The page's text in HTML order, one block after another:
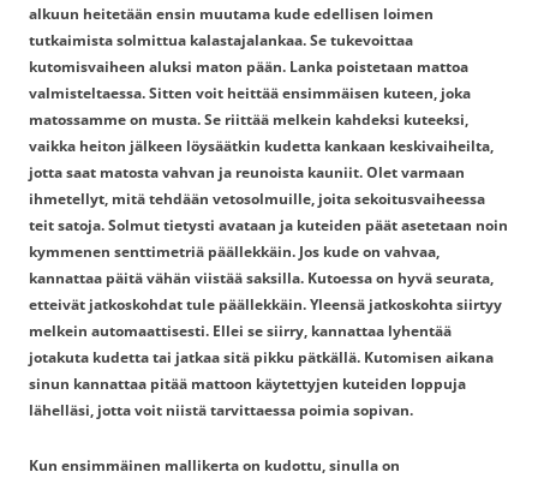
alkuun heitetään ensin muutama kude edellisen loimen
tutkaimista solmittua kalastajalankaa. Se tukevoittaa
kutomisvaiheen aluksi maton pään. Lanka poistetaan mattoa
valmisteltaessa. Sitten voit heittää ensimmäisen kuteen, joka
matossamme on musta. Se riittää melkein kahdeksi kuteeksi,
vaikka heiton jälkeen löysäätkin kudetta kankaan keskivaiheilta,
jotta saat matosta vahvan ja reunoista kauniit. Olet varmaan
ihmetellyt, mitä tehdään vetosolmuille, joita sekoitusvaiheessa
teit satoja. Solmut tietysti avataan ja kuteiden päät asetetaan noin
kymmenen senttimetriä päällekkäin. Jos kude on vahvaa,
kannattaa päitä vähän viistää saksilla. Kutoessa on hyvä seurata,
etteivät jatkoskohdat tule päällekkäin. Yleensä jatkoskohta siirtyy
melkein automaattisesti. Ellei se siirry, kannattaa lyhentää
jotakuta kudetta tai jatkaa sitä pikku pätkällä. Kutomisen aikana
sinun kannattaa pitää mattoon käytettyjen kuteiden loppuja
lähelläsi, jotta voit niistä tarvittaessa poimia sopivan.
Kun ensimmäinen mallikerta on kudottu, sinulla on